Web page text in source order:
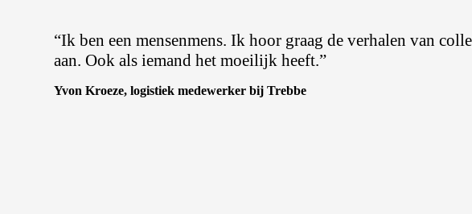
“Ik ben een mensenmens. Ik hoor graag de verhalen van
aan. Ook als iemand het moeilijk heeft.”
Yvon Kroeze, logistiek medewerker bij Trebbe